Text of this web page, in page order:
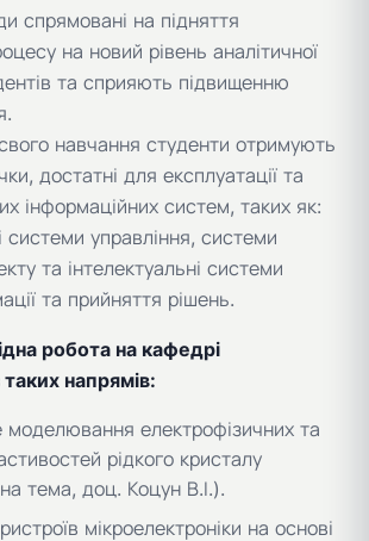
на підняття
на новий рівень аналітичної
та сприяють підвищенню
навчання студенти отримують
достатні для експлуатації та
інформаційних систем, таких як:
системи управління, системи
та інтелектуальні системи
та прийняття рішень.
робота на кафедрі
напрямів:
моделювання електрофізичних та
рідкого кристалу
тема, доц. Коцун В.І.).
мікроелектроніки на основі